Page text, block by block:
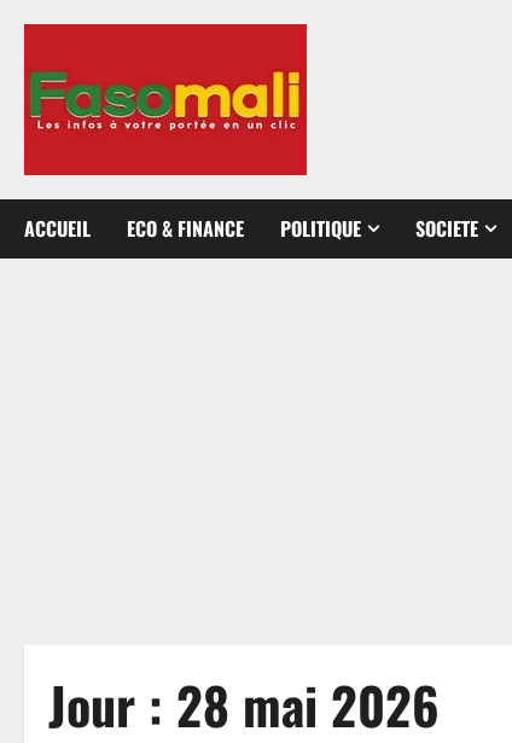
contenu
ACCUEIL ECO & FINANCE POLITIQUE SOCIETE
Jour : 28 mai 2026